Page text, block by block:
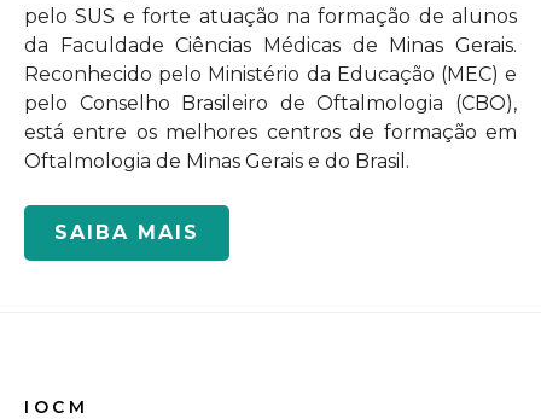
pelo SUS e forte atuação na formação de alunos
da Faculdade Ciências Médicas de Minas Gerais.
Reconhecido pelo Ministério da Educação (MEC) e
pelo Conselho Brasileiro de Oftalmologia (CBO),
está entre os melhores centros de formação em
Oftalmologia de Minas Gerais e do Brasil.
SAIBA MAIS
IOCM